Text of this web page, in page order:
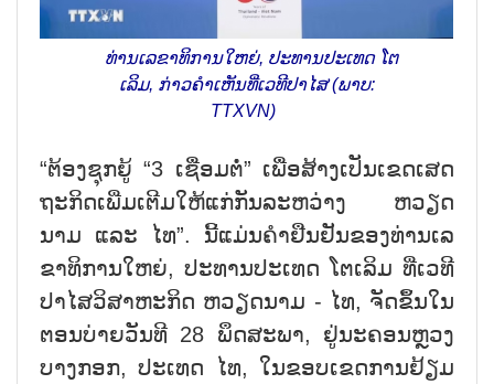
ທ່ານເລຂາທິການໃຫຍ່, ປະທານປະເທດ ໂຕ
ເລິມ, ກ່າວຄຳເຫັນທີ່ເວທີປາໄສ (ພາບ:
TTXVN)
“ຕ້ອງ​ຊຸກ​ຍູ້ “3 ເຊື່ອມ​ຕໍ່” ເພື່ອ​ສ້າງ​ເປັນ​ເຂດ​ເສດ​
ຖະ​ກິດ​ເພີ່​ມ​ເຕີມ​ໃຫ້​ແກ່​ກັນ​ລະ​ຫວ່າງ ຫວຽດ​
ນາມ ແລະ ໄທ”. ນີ້​ແມ່ນ​ຄຳ​ຢືນ​ຢັນ​ຂອງ​ທ່ານ​ເລ​
ຂາ​ທິ​ການ​ໃຫຍ່, ປະ​ທານ​ປະ​ເທດ ໂຕ​ເລິມ ທີ່​ເວ​ທີ​
ປາ​ໄສວິ​ສາ​ຫະ​ກິດ ຫວຽດ​ນາມ - ໄທ, ຈ​ັດ​ຂຶ້ນ​ໃນ​
ຕອນ​ບ່າຍວັນ​ທີ 28 ພຶດ​ສະ​ພາ, ຢູ່​ນະ​ຄອນ​ຫຼວງ
ບາງກອກ, ປະ​ເທດ​ ໄທ​, ໃນ​ຂອບ​ເຂດ​ການ​ຢ້ຽມ​